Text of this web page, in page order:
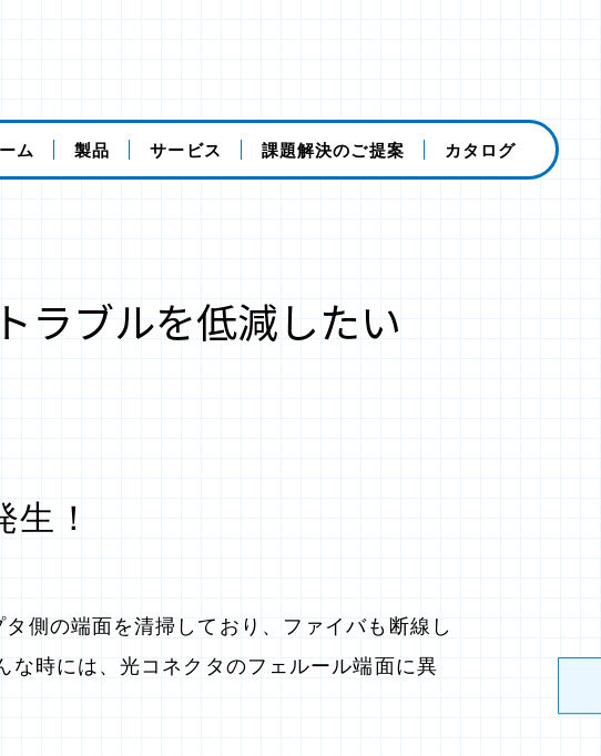
ム 製品 サービス 課題解決のご提案 カタログ
ラブルを低減したい
！
側の端面を清掃しており、ファイバも断線し
時には、光コネクタのフェルール端面に異